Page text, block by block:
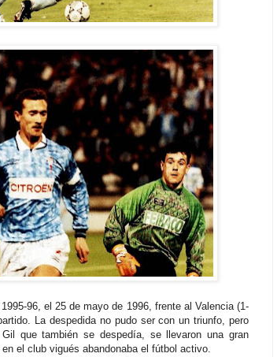
96, el 25 de mayo de 1996, frente al Valencia (1-
La despedida no pudo ser con un triunfo, pero
que también se despedía, se llevaron una gran
el club vigués abandonaba el fútbol activo.